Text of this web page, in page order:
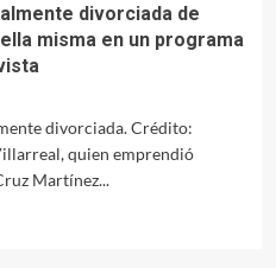
divorciada de
misma en un programa
divorciada. Crédito:
quien emprendió
Martínez...